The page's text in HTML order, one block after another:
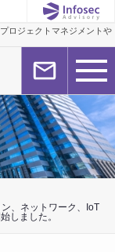
ロジェクトマネジメントや
、ネットワーク、IoT
しました。